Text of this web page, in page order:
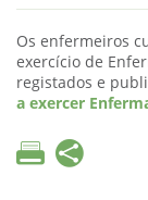
Os enfermeiros
exercício de
registados e
a exercer